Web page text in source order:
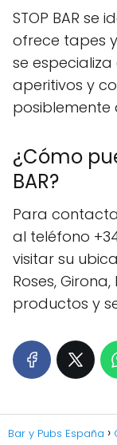
STOP BAR
ofrece tapes
se
aperitivos y
posiblemente
¿Cómo
BAR?
Para
al teléfono
visitar su
Roses,
productos y
Bar y Pubs España